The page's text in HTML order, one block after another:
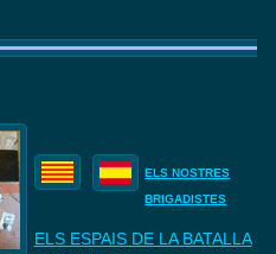
ELS NOSTRES
BRIGADISTES
ELS ESPAIS DE LA BATALLA